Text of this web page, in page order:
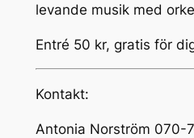
levande musik med
Entré 50 kr, gratis för
Kontakt:
Antonia Norström 070-